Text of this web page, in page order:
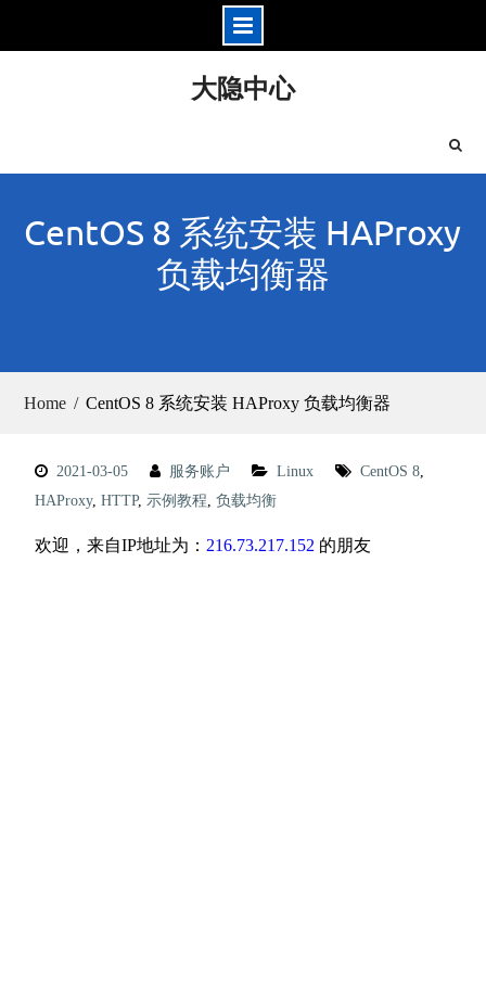
大隐中心
CentOS 8 系统安装 HAProxy
负载均衡器
Home CentOS 8 系统安装 HAProxy 负载均衡器
2021-03-05 服务账户 Linux CentOS 8,
HAProxy, HTTP, 示例教程, 负载均衡
欢迎，来自IP地址为： 216.73.217.152 的朋友